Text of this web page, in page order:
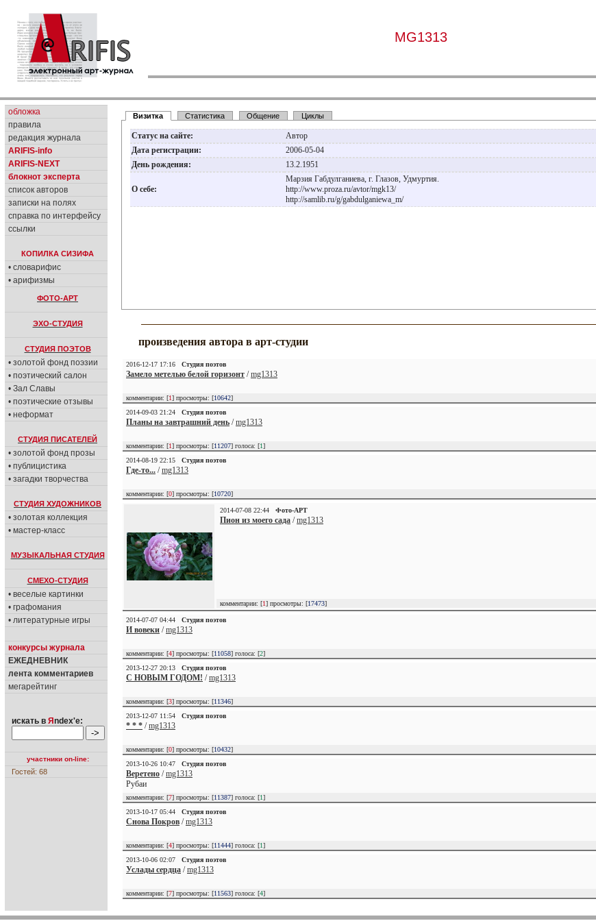
MG1313
обложка
правила
редакция журнала
ARIFIS-info
ARIFIS-NEXT
блокнот эксперта
список авторов
записки на полях
справка по интерфейсу
ссылки
КОПИЛКА СИЗИФА
• словарифис
• арифизмы
ФОТО-АРТ
ЭХО-СТУДИЯ
СТУДИЯ ПОЭТОВ
• золотой фонд поэзии
• поэтический салон
• Зал Славы
• поэтические отзывы
• неформат
СТУДИЯ ПИСАТЕЛЕЙ
• золотой фонд прозы
• публицистика
• загадки творчества
СТУДИЯ ХУДОЖНИКОВ
• золотая коллекция
• мастер-класс
МУЗЫКАЛЬНАЯ СТУДИЯ
СМЕХО-СТУДИЯ
• веселые картинки
• графомания
• литературные игры
конкурсы журнала
ЕЖЕДНЕВНИК
лента комментариев
мегарейтинг
искать в Я ndex'е:
участники on-line:
Гостей: 68
Визитка Статистика Общение Циклы
Статус на сайте:
Автор
Дата регистрации:
2006-05-04
День рождения:
13.2.1951
О себе:
Марзия Габдулганиева, г. Глазов, Удмуртия.
http://www.proza.ru/avtor/mgk13/
http://samlib.ru/g/gabdulganiewa_m/
произведения автора в арт-студии
2016-12-17 17:16 Студия поэтов
Замело метелью белой горизонт /mg1313
комментарии: [1] просмотры: [10642]
2014-09-03 21:24
Студия поэтов
Планы на завтрашний день /mg1313
комментарии: [1] просмотры: [11207] голоса: [1]
2014-08-19 22:15
Студия поэтов
Где-то... /mg1313
комментарии: [0] просмотры: [10720]
2014-07-08 22:44 Фото-АРТ
Пион из моего сада /mg1313
комментарии: [1] просмотры: [17473]
2014-07-07 04:44 Студия поэтов
И вовеки /mg1313
комментарии: [4] просмотры: [11058] голоса: [2]
2013-12-27 20:13
Студия поэтов
С НОВЫМ ГОДОМ! /mg1313
комментарии: [3] просмотры: [11346]
2013-12-07 11:54
Студия поэтов
* * * /mg1313
комментарии: [0] просмотры: [10432]
2013-10-26 10:47
Студия поэтов
Веретено /mg1313
Рубаи
комментарии: [7] просмотры: [11387] голоса: [1]
2013-10-17 05:44
Студия поэтов
Снова Покров /mg1313
комментарии: [4] просмотры: [11444] голоса: [1]
2013-10-06 02:07
Студия поэтов
Услады сердца /mg1313
комментарии: [7] просмотры: [11563] голоса: [4]